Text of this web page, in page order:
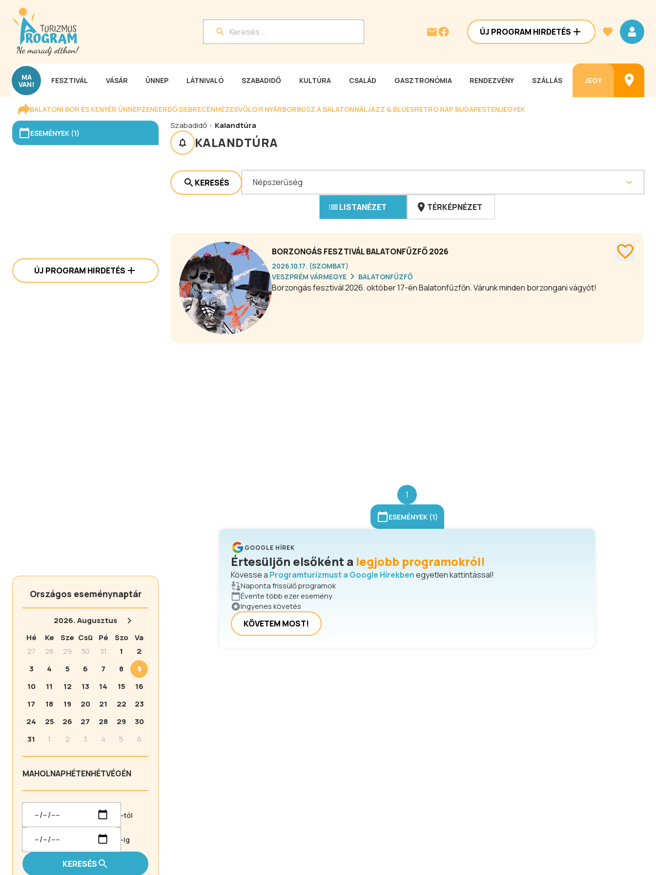
ÚJ PROGRAM HIRDETÉS
MA
VAN! FESZTIVÁL VÁSÁR ÜNNEP LÁTNIVALÓ SZABADIDŐ KULTÚRA CSALÁD GASZTRONÓMIA RENDEZVÉNY SZÁLLÁS JEGY
BALATONI BOR ÉS KENYÉR ÜNNEPZENEERDŐ DEBRECENMÉZESVÖLGYI NYÁRBORBUSZ A BALATONNÁLJAZZ & BLUESRETRO NAP BUDAPESTENJEGYEK
ESEMÉNYEK (1)
ÚJ PROGRAM HIRDETÉS
Országos eseménynaptár
2026.Augusztus
Hé
Ke Sze Csü Pé Szo
Va
27
28 29 30 31 1
2
3
4 5 6 7 8
9
10
11 12 13 14 15
16
17
18 19 20 21 22
23
24
25 26 27 28 29
30
31
1 2 3 4 5 6
MAHOLNAPHÉTENHÉTVÉGÉN
-tól
-ig
KERESÉS
Szabadidő Kalandtúra
KALANDTÚRA
KERESÉS Népszerűség
LISTANÉZET TÉRKÉPNÉZET
BORZONGÁS FESZTIVÁL BALATONFŰZFŐ 2026
2026.10.17. (SZOMBAT)
VESZPRÉM VÁRMEGYE
BALATONFŰZFŐ
Borzongás fesztivál 2026. október 17-én Balatonfűzfőn. Várunk minden borzongani vágyót!
1
ESEMÉNYEK (1)
GOOGLE HÍREK
Értesüljön elsőként a legjobb programokról!
Kövesse a Programturizmust a Google Hírekbenegyetlen kattintással!
Naponta frissülő programok
Évente több ezer esemény
Ingyenes követés
KÖVETEM MOST!